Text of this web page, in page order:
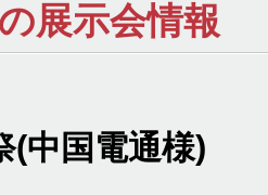
展示会情報
(中国電通様)